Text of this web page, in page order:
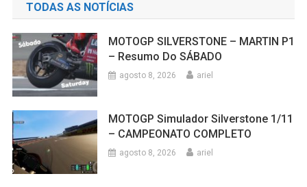
TODAS AS NOTÍCIAS
MOTOGP SILVERSTONE – MARTIN P1
– Resumo Do SÁBADO
agosto 8, 2026 ariel
MOTOGP Simulador Silverstone 1/11
– CAMPEONATO COMPLETO
agosto 8, 2026 ariel